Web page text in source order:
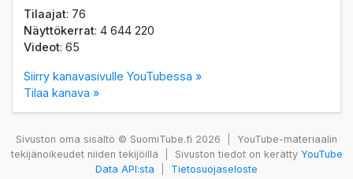
Tilaajat: 76
Näyttökerrat: 4 644 220
Videot: 65
Siirry kanavasivulle YouTubessa »
Tilaa kanava »
Sivuston oma sisältö © SuomiTube.fi 2026
YouTube-materiaalin
tekijänoikeudet niiden tekijöillä
Sivuston tiedot on kerätty YouTube
Data API:sta
Tietosuojaseloste